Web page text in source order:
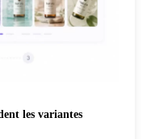
les variantes